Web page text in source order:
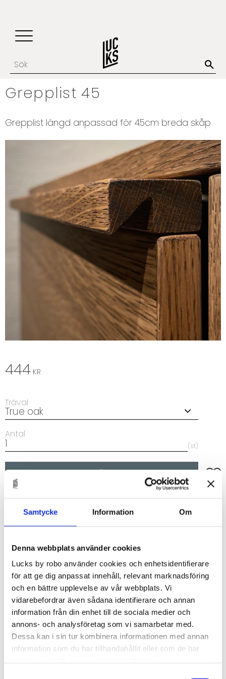
Samtycke Information Om
Denna webbplats använder cookies
Lucks by robo använder cookies och enhetsidentifierare
för att ge dig anpassat innehåll, relevant marknadsföring
och en bättre upplevelse av vår webbplats. Vi
vidarebefordrar även sådana identifierare och annan
information från din enhet till de sociala medier och
annons- och analysföretag som vi samarbetar med.
Dessa kan i sin tur kombinera informationen med annan
information som du har tillhandahållit eller som de har
Grepplist 45
Grepplist längd anpassad för 45cm breda skåp
444 KR
Träval
Antal
st
KÖP
9 veckor
Artikelnr
Grepplist i massivt trä, anpassad för montage på
dörrar eller lådor i med 45 bredd eller längd.
Du kan välja i mellan:
- White Ash
- Soaped Oak
- True Oak
- Tanned Oak
- True Elm
- Amber Oak
- Porcini Oak